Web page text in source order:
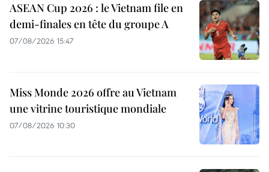
ASEAN Cup 2026 : le Vietnam file en
demi-finales en tête du groupe A
07/08/2026 15:47
Miss Monde 2026 offre au Vietnam
une vitrine touristique mondiale
07/08/2026 10:30